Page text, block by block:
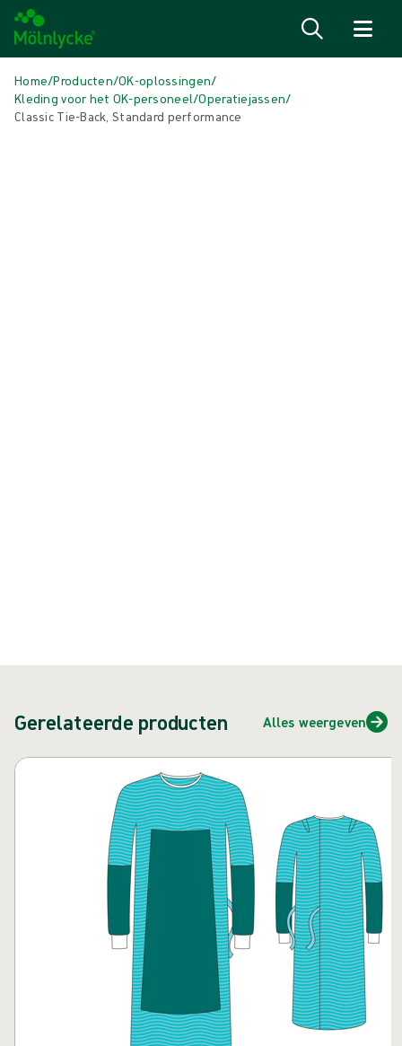
Home/Producten/OK-oplossingen/
Kleding voor het OK-personeel/Operatiejassen/
Classic Tie-Back, Standard performance
Gerelateerde producten Alles weergeven